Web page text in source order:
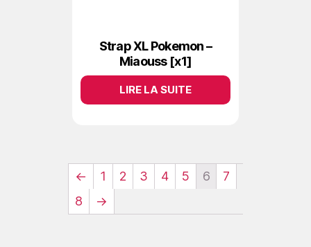
Strap XL Pokemon –
Miaouss [x1]
LIRE LA SUITE
← 1 2 3 4 5 6
7
8
→